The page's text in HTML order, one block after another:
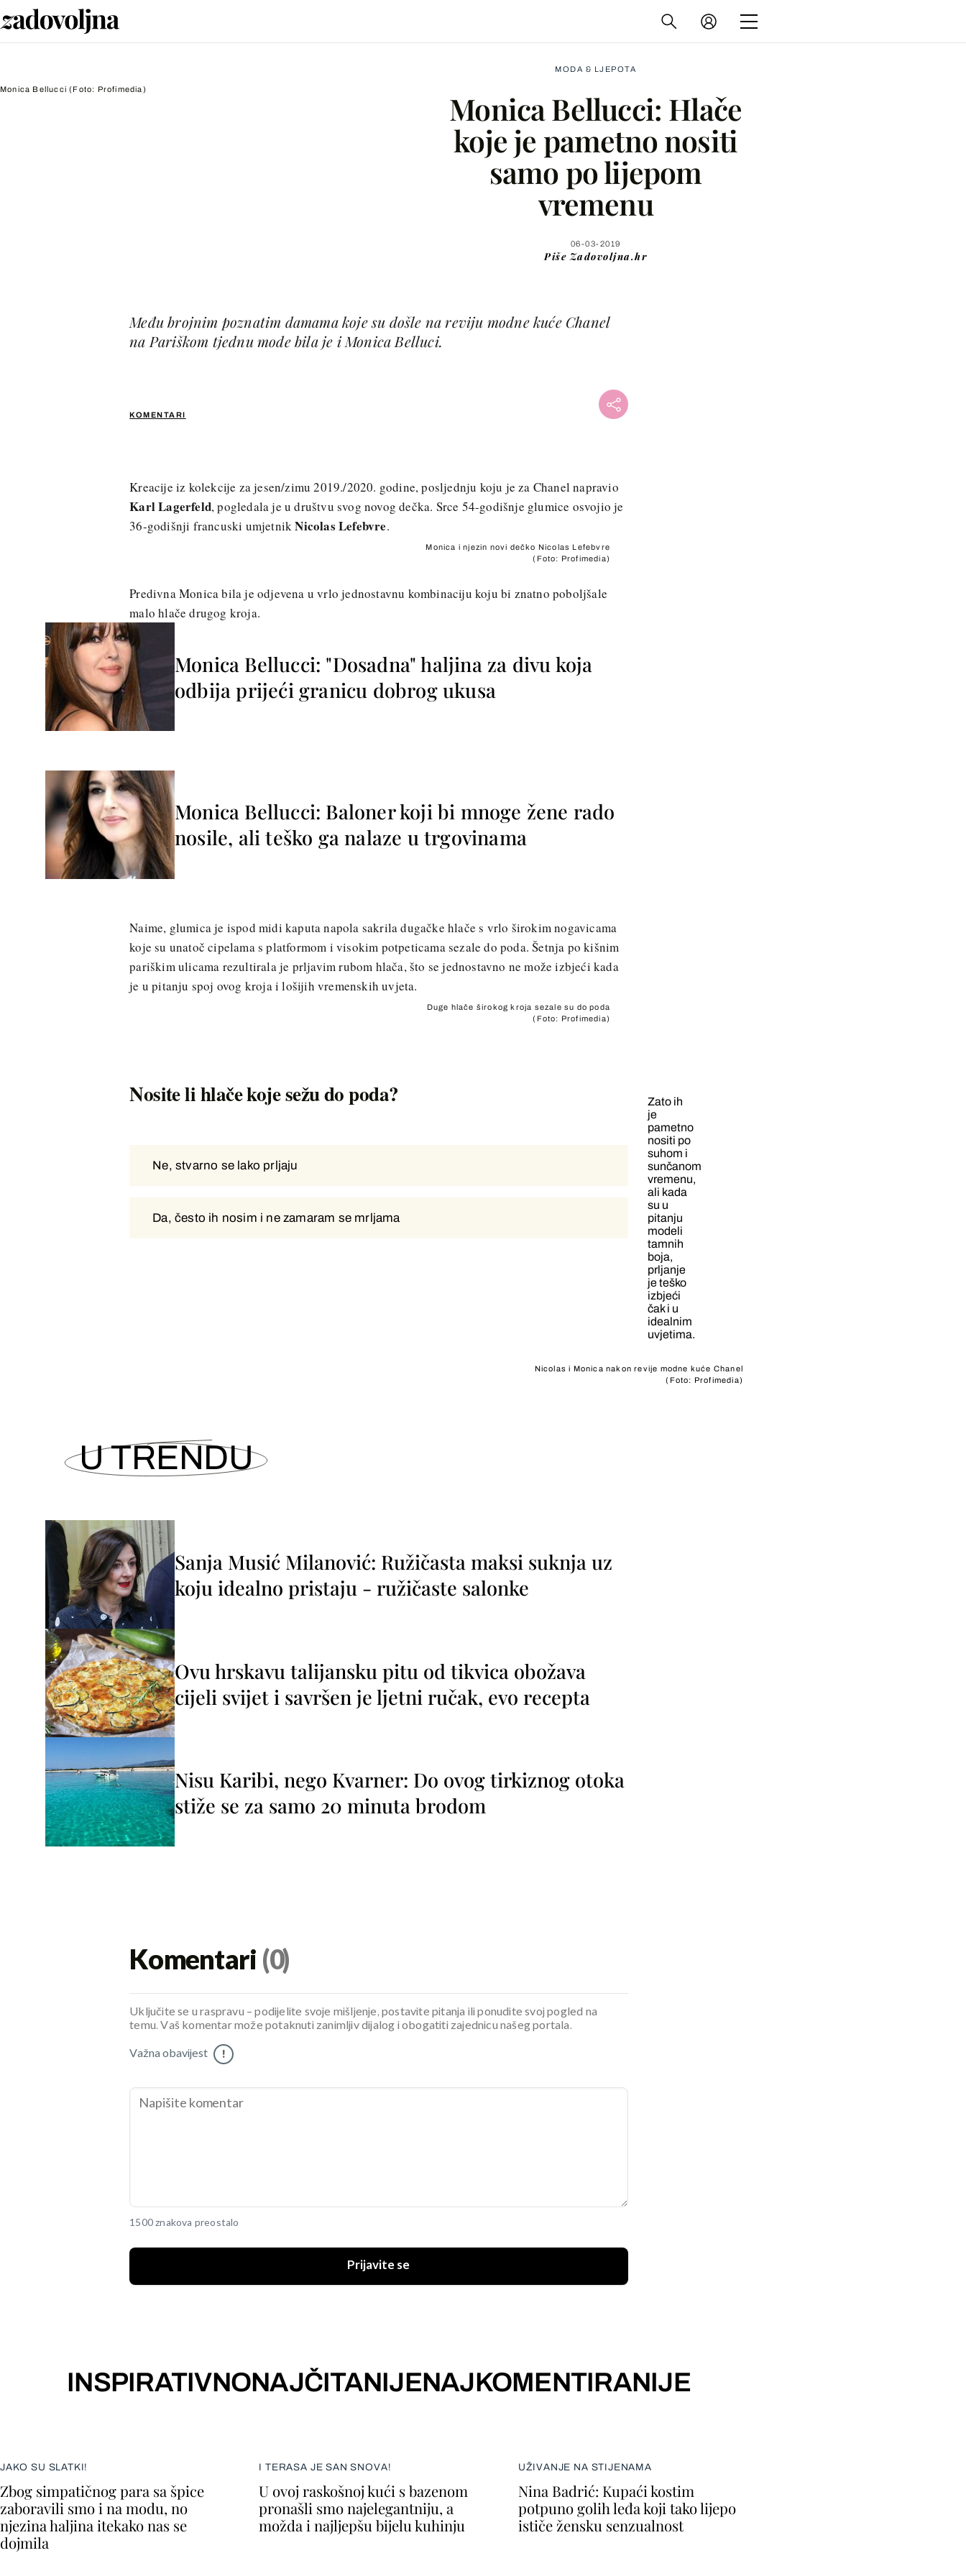
Monica Bellucci(Foto: Profimedia)
MODA & LJEPOTA
Monica Bellucci: Hlače
koje je pametno nositi
samo po lijepom
vremenu
06-03-2019
Piše Zadovoljna.hr
KOMENTARI
Među brojnim poznatim damama koje su došle na reviju modne kuće Chanel
na Pariškom tjednu mode bila je i Monica Belluci.
Kreacije iz kolekcije za jesen/zimu 2019./2020. godine, posljednju koju je za Chanel napravio
Karl Lagerfeld, pogledala je u društvu svog novog dečka. Srce 54-godišnje glumice osvojio je
36-godišnji francuski umjetnikNicolas Lefebvre.
Monica i njezin novi dečko Nicolas Lefebvre
(Foto: Profimedia)
Predivna Monica bila je odjevena u vrlo jednostavnu kombinaciju koju bi znatno poboljšale
malo hlače drugog kroja.
Monica Bellucci: "Dosadna" haljina za divu koja
odbija prijeći granicu dobrog ukusa
Monica Bellucci: Baloner koji bi mnoge žene rado
nosile, ali teško ga nalaze u trgovinama
Naime, glumica je ispod midi kaputa napola sakrila dugačke hlače s vrlo širokim nogavicama
koje su unatoč cipelama s platformom i visokim potpeticama sezale do poda. Šetnja po kišnim
pariškim ulicama rezultirala je prljavim rubom hlača, što se jednostavno ne može izbjeći kada
je u pitanju spoj ovog kroja i lošijih vremenskih uvjeta.
Duge hlače širokog kroja sezale su do poda
(Foto: Profimedia)
Nosite li hlače koje sežu do poda?
Ne, stvarno se lako prljaju
Da, često ih nosim i ne zamaram se mrljama
Ne, stvarno se lako prljaju
Da, često ih nosim i ne zamaram se mrljama
Zato ih
je
pametno
nositi po
suhom i
sunčanom
vremenu,
ali kada
su u
pitanju
modeli
tamnih
boja,
prljanje
je teško
izbjeći
čak i u
idealnim
uvjetima.
Nicolas i Monica nakon revije modne kuće Chanel
(Foto: Profimedia)
U TRENDU
Sanja Musić Milanović: Ružičasta maksi suknja uz
koju idealno pristaju - ružičaste salonke
Ovu hrskavu talijansku pitu od tikvica obožava
cijeli svijet i savršen je ljetni ručak, evo recepta
Nisu Karibi, nego Kvarner: Do ovog tirkiznog otoka
stiže se za samo 20 minuta brodom
Komentari (0)
Uključite se u raspravu – podijelite svoje mišljenje, postavite pitanja ili ponudite svoj pogled na
temu. Vaš komentar može potaknuti zanimljiv dijalog i obogatiti zajednicu našeg portala.
Važna obavijest !
1500 znakova preostalo
Prijavite se
INSPIRATIVNONAJČITANIJENAJKOMENTIRANIJE
JAKO SU SLATKI!
Zbog simpatičnog para sa špice
zaboravili smo i na modu, no
njezina haljina itekako nas se
dojmila
I TERASA JE SAN SNOVA!
U ovoj raskošnoj kući s bazenom
pronašli smo najelegantniju, a
možda i najljepšu bijelu kuhinju
UŽIVANJE NA STIJENAMA
Nina Badrić: Kupaći kostim
potpuno golih leđa koji tako lijepo
ističe žensku senzualnost